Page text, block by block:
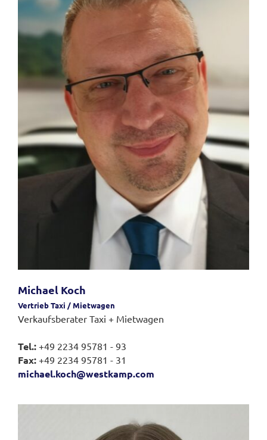
Michael Koch
Vertrieb Taxi / Mietwagen
Verkaufsberater Taxi + Mietwagen
Tel.: +49 2234 95781 - 93
Fax: +49 2234 95781 - 31
michael.koch@westkamp.com